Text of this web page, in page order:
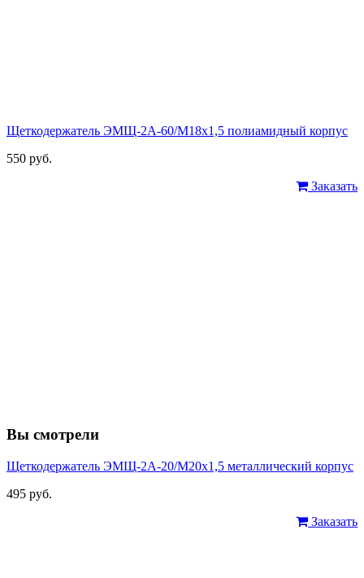
Щеткодержатель ЭМЩ-2А-60/М18х1,5 полиамидный корпус
550 руб.
Заказать
Вы смотрели
Щеткодержатель ЭМЩ-2А-20/М20х1,5 металлический корпус
495 руб.
Заказать